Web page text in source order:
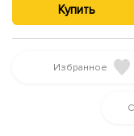
Купить
Избранное